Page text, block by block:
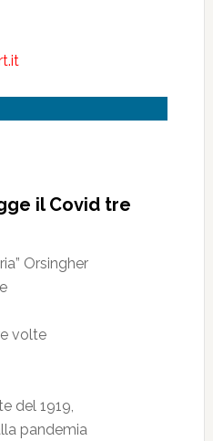
il Covid tre
Orsingher
volte
del 1919,
pandemia